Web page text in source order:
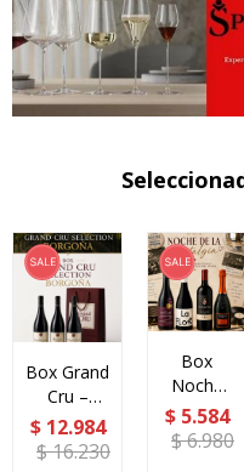
Box Grand
Cru –
Selección
Borgoña
$ 12.984
$16.230
Box
Noche
de la
Nostalgia
$ 5.584
$6.980